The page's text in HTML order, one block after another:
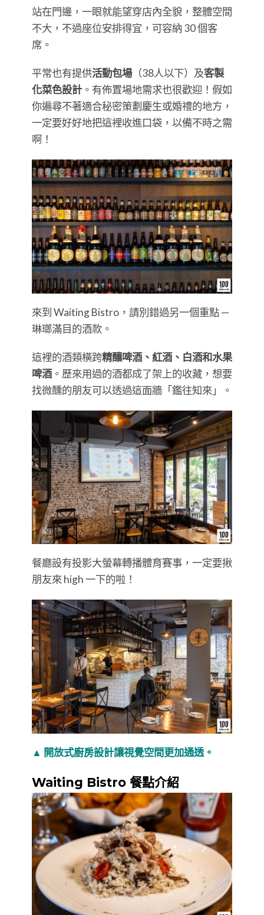
站在門邊，一眼就能望穿店內全貌，整體空間
不大，不過座位安排得宜，可容納 30 個客
席。
平常也有提供活動包場（38人以下）及客製
化菜色設計。有佈置場地需求也很歡迎！假如
你遍尋不著適合秘密策劃慶生或婚禮的地方，
一定要好好地把這裡收進口袋，以備不時之需
啊！
來到 Waiting Bistro，請別錯過另一個重點 —
琳瑯滿目的酒款。
這裡的酒類橫跨精釀啤酒、紅酒、白酒和水果
啤酒。歷來用過的酒都成了架上的收藏，想要
找微醺的朋友可以透過這面牆「鑑往知來」。
餐廳設有投影大螢幕轉播體育賽事，一定要揪
朋友來 high 一下的啦！
▲ 開放式廚房設計讓視覺空間更加通透。
Waiting Bistro 餐點介紹